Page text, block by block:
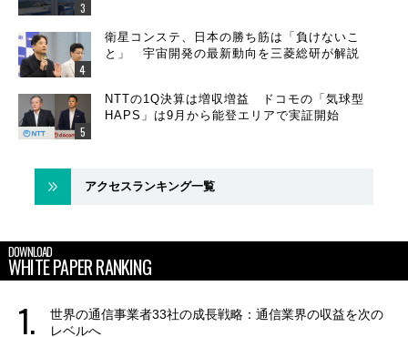
衛星コンステ、日本の勝ち筋は「負けないこ
と」 宇宙開発の最新動向を三菱総研が解説
NTTの1Q決算は増収増益 ドコモの「気球型
HAPS」は9月から能登エリアで実証開始
アクセスランキング一覧
DOWNLOAD
WHITE PAPER RANKING
世界の通信事業者33社の成長戦略：通信業界の収益を次の
レベルへ